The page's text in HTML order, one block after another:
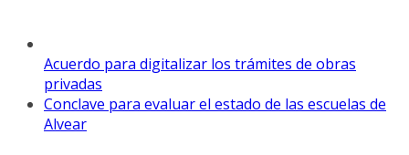
Acuerdo para digitalizar los trámites de obras
privadas
Conclave para evaluar el estado de las escuelas de
Alvear